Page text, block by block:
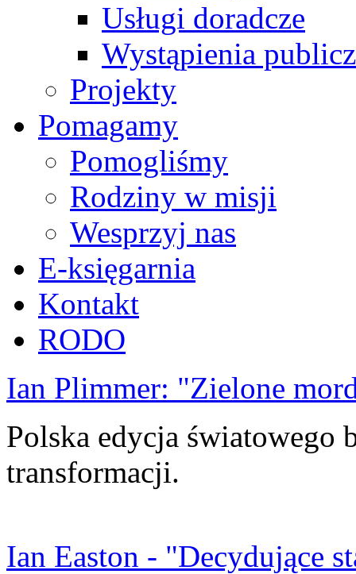
Usługi doradcze
Wystąpienia
Projekty
Pomagamy
Pomogliśmy
Rodziny w misji
Wesprzyj nas
E-księgarnia
Kontakt
RODO
Ian Plimmer: "Zielone
Polska edycja światowego
transformacji.
Ian Easton - "Decydujące